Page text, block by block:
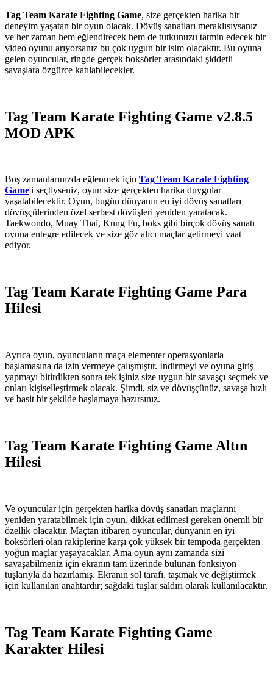
Tag Team Karate Fighting Game, size gerçekten harika bir
deneyim yaşatan bir oyun olacak. Dövüş sanatları meraklısıysanız
ve her zaman hem eğlendirecek hem de tutkunuzu tatmin edecek bir
video oyunu arıyorsanız bu çok uygun bir isim olacaktır. Bu oyuna
gelen oyuncular, ringde gerçek boksörler arasındaki şiddetli
savaşlara özgürce katılabilecekler.
Tag Team Karate Fighting Game v2.8.5
MOD APK
Boş zamanlarınızda eğlenmek için Tag Team Karate Fighting
Game'i seçtiyseniz, oyun size gerçekten harika duygular
yaşatabilecektir. Oyun, bugün dünyanın en iyi dövüş sanatları
dövüşçülerinden özel serbest dövüşleri yeniden yaratacak.
Taekwondo, Muay Thai, Kung Fu, boks gibi birçok dövüş sanatı
oyuna entegre edilecek ve size göz alıcı maçlar getirmeyi vaat
ediyor.
Tag Team Karate Fighting Game Para
Hilesi
Ayrıca oyun, oyuncuların maça elementer operasyonlarla
başlamasına da izin vermeye çalışmıştır. İndirmeyi ve oyuna giriş
yapmayı bitirdikten sonra tek işiniz size uygun bir savaşçı seçmek ve
onları kişiselleştirmek olacak. Şimdi, siz ve dövüşçünüz, savaşa hızlı
ve basit bir şekilde başlamaya hazırsınız.
Tag Team Karate Fighting Game Altın
Hilesi
Ve oyuncular için gerçekten harika dövüş sanatları maçlarını
yeniden yaratabilmek için oyun, dikkat edilmesi gereken önemli bir
özellik olacaktır. Maçtan itibaren oyuncular, dünyanın en iyi
boksörleri olan rakiplerine karşı çok yüksek bir tempoda gerçekten
yoğun maçlar yaşayacaklar. Ama oyun aynı zamanda sizi
savaşabilmeniz için ekranın tam üzerinde bulunan fonksiyon
tuşlarıyla da hazırlamış. Ekranın sol tarafı, taşımak ve değiştirmek
için kullanılan anahtardır; sağdaki tuşlar saldırı olarak kullanılacaktır.
Tag Team Karate Fighting Game
Karakter Hilesi